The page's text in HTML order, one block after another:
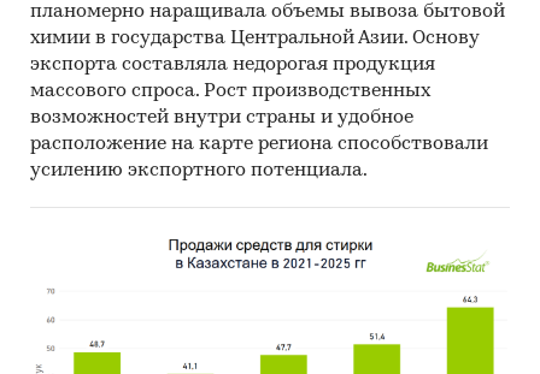
планомерно наращивала объемы вывоза бытовой
химии в государства Центральной Азии. Основу
экспорта составляла недорогая продукция
массового спроса. Рост производственных
возможностей внутри страны и удобное
расположение на карте региона способствовали
усилению экспортного потенциала.